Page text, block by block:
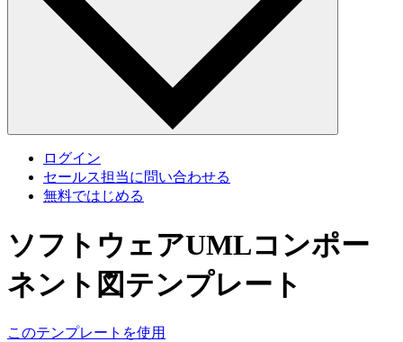
ログイン
セールス担当に問い合わせる
無料ではじめる
ソフトウェアUMLコンポー
ネント図テンプレート
このテンプレートを使用